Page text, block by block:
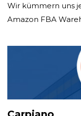
Wir kümmern uns
Amazon FBA